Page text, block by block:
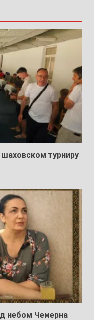
шаховском турниру
небом Чемерна